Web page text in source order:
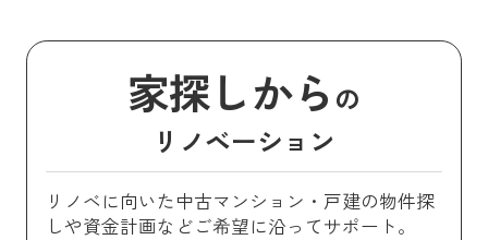
家探しから の
リノベーション
リノベに向いた中古マンション・戸建の物件探
しや資金計画などご希望に沿ってサポート。